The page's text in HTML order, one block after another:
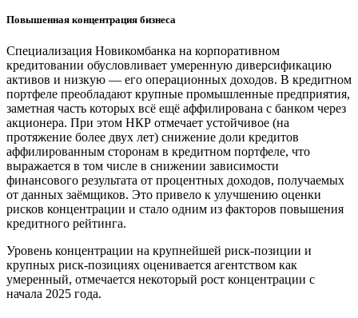
Повышенная концентрация бизнеса
Специализация Новикомбанка на корпоративном
кредитовании обусловливает умеренную диверсификацию
активов и низкую — его операционных доходов. В кредитном
портфеле преобладают крупные промышленные предприятия,
заметная часть которых всё ещё аффилирована с банком через
акционера. При этом НКР отмечает устойчивое (на
протяжение более двух лет) снижение доли кредитов
аффилированным сторонам в кредитном портфеле, что
выражается в том числе в снижении зависимости
финансового результата от процентных доходов, получаемых
от данных заёмщиков. Это привело к улучшению оценки
рисков концентрации и стало одним из факторов повышения
кредитного рейтинга.
Уровень концентрации на крупнейшей риск-позиции и
крупных риск-позициях оценивается агентством как
умеренный, отмечается некоторый рост концентрации с
начала 2025 года.